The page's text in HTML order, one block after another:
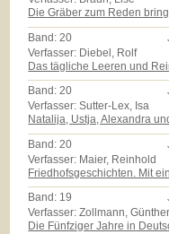
Die Gräber zum Reden
Band: 20
Verfasser: Diebel, Rolf
Das tägliche Leeren und
Band:20
Verfasser: Sutter-Lex, Isa
Natalija, Ustja, Alexandra
Band: 20
Verfasser: Maier, Reinhold
Friedhofsgeschichten. Mit
Band: 19
Verfasser: Zollmann, Günther
Die Fünfziger Jahre in